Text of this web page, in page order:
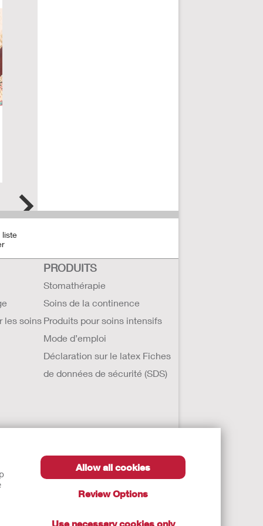
Allow all cookies
Review Options
Use necessary cookies only
liste
les soins
PRODUITS
Stomathérapie
Soins de la continence
Produits pour soins intensifs
Mode d’emploi
Déclaration sur le latex Fiches
de données de sécurité (SDS)
effluents. Il s’agit de dispositifs
titre de cette règlementation, le